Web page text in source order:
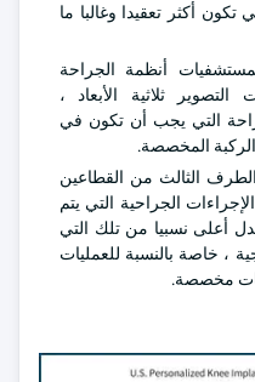
تكون أكثر تعقيدا وغالبا ما
أنظمة الجراحة
ثلاثية الأبعاد ،
التي يجب أن تكون في
الركبة المخصصة.
الثالث من القطاعين
الجراحية التي يتم
أعلى نسبيا من تلك التي
، خاصة بالنسبة للعمليات
مخصصة.